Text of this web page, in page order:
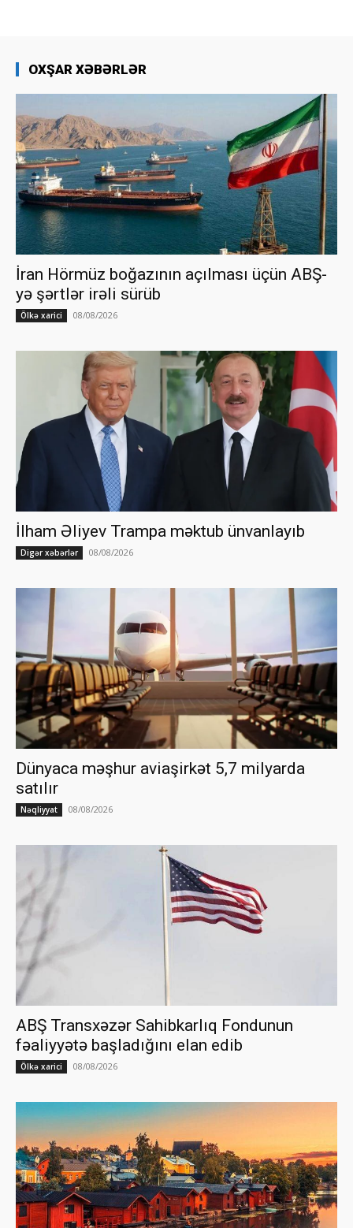
OXŞAR XƏBƏRLƏR
İran Hörmüz boğazının açılması üçün ABŞ-
yə şərtlər irəli sürüb
Ölkə xarici 08/08/2026
İlham Əliyev Trampa məktub ünvanlayıb
Digər xəbərlər 08/08/2026
Dünyaca məşhur aviaşirkət 5,7 milyarda
satılır
Nəqliyyat 08/08/2026
ABŞ Transxəzər Sahibkarlıq Fondunun
fəaliyyətə başladığını elan edib
Ölkə xarici 08/08/2026